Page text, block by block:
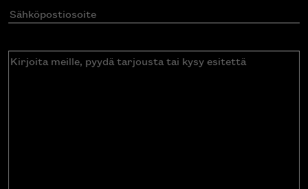
Sähköpostiosoite(Pakollinen)
Kirjoita